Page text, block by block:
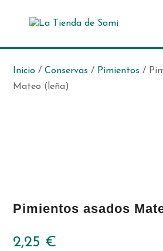
Inicio /Conservas / Pimientos /
Mateo (leña)
Pimientos asados
2,25 €